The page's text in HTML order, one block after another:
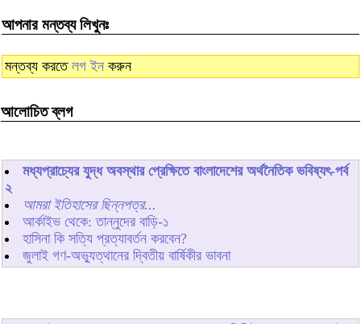
আপনার মন্তব্য লিখুনঃ
মন্তব্য করতে লগ ইন করুন
আলোচিত ব্লগ
মধ্যপ্রাচ্যের যুদ্ধ অবস্থার প্রেক্ষিতে বাংলাদেশের অর্থনৈতিক ভবিষ্যৎ-পর্ব
২
আমরা ইতিহাসের ছিন্নপত্র...
আর্কাইভ থেকে: তান্নুদের বাড়ি-১
হাসিনা কি সত্যি প্রত্যাবর্তন করবেন?
জুলাই গণ-অভ্যুত্থানের দ্বিতীয় বার্ষিকীর ভাবনা